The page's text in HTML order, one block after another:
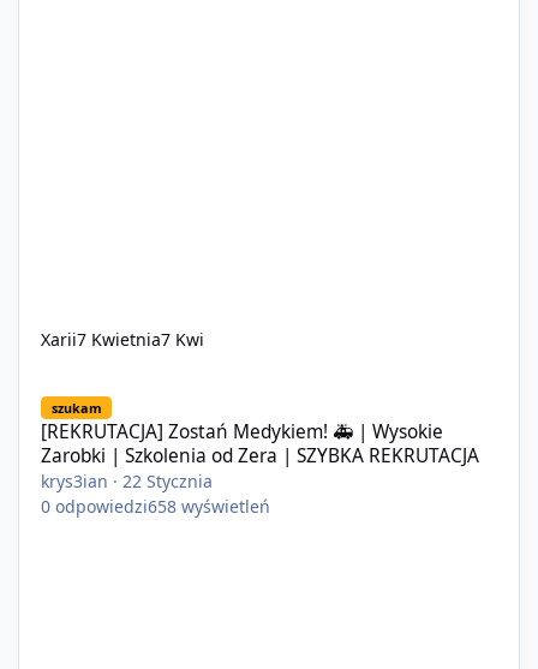
Xarii7 Kwietnia7 Kwi
szukam
[REKRUTACJA] Zostań Medykiem! 🚑 | Wysokie
Zarobki | Szkolenia od Zera | SZYBKA REKRUTACJA
krys3ian ·22 Stycznia
0 odpowiedzi658 wyświetleń